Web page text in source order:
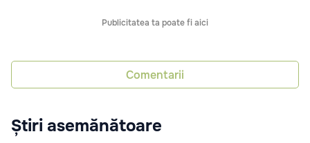
Publicitatea ta poate fi aici
Comentarii
Știri asemănătoare